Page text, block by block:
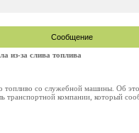
Сообщение
из-за слива топлива
топливо со служебной машины. Об
компании, который